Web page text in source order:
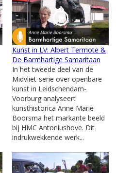
Kunst in LV: Albert Termote &
De Barmhartige Samaritaan
In het tweede deel van de
Midvliet-serie over openbare
kunst in Leidschendam-
Voorburg analyseert
kunsthistorica Anne Marie
Boorsma het markante beeld
bij HMC Antoniushove. Dit
indrukwekkende werk...